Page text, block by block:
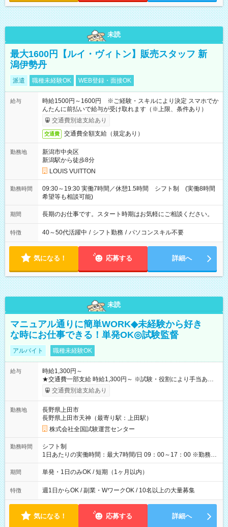
未読
最大1600円【ルイ・ヴィトン】販売スタッフ 新
潟伊勢丹
派遣 職種未経験OK WEB登録・面接OK
給与
時給1500円～1600円 ※ご経験・スキルにより決定 スマホでか
んたんに前払いで給与が受け取れます（※上限、条件あり）
交通費別途支給あり
交通費 交通費全額支給（規定あり）
勤務地
新潟市中央区
新潟駅から徒歩8分
LOUIS VUITTON
勤務時間
09:30～19:30 実働7時間／休憩1.5時間 シフト制 (実働8時間
希望等も相談可能)
期間 長期のお仕事です。スタート時期はお気軽にご相談ください。
特徴 40～50代活躍中 / シフト勤務 / パソコンスキル不要
気になる！ 応募する 詳細へ
未読
マニュアル通りに簡単WORK◆未経験から好き
な時にお仕事できる！単発OK◎試験監督
アルバイト 職種未経験OK
給与
時給1,300円～
★交通費一部支給 時給1,300円～ ※試験・役割により手当あり
※勤務回数により昇給あり 【即給（前払い）オプションあ
り！】 希望される場合、勤務から1週間ほどで給与の一部を受け
例】 ・河合塾模擬試験 8:30～17:30（休憩1時間） 時給1,300円
×8時間＝日収10,400円＋交通費 ※当日の役割により時給＋100
円の場合あり ・国家試験 7:00～13:30（休憩なし） 時給1,300
円（役割手当＋100円）×6時間＝日収8,400円＋交通費 【試用期
間】試用期間なし
交通費別途支給あり
勤務地
長野県上田市
長野県上田市天神（最寄り駅：上田駅）
株式会社全国試験運営センター
勤務時間
シフト制
1日あたりの実働時間：最大7時間/日 09：00～17：00 ※勤務時
間は 試験により異なります。
期間 単発・1日のみOK / 短期（1ヶ月以内）
特徴 週1日からOK / 副業・WワークOK / 10名以上の大量募集
気になる！ 応募する 詳細へ